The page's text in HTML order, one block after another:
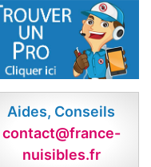
Aides, Conseils
contact@france-
nuisibles.fr